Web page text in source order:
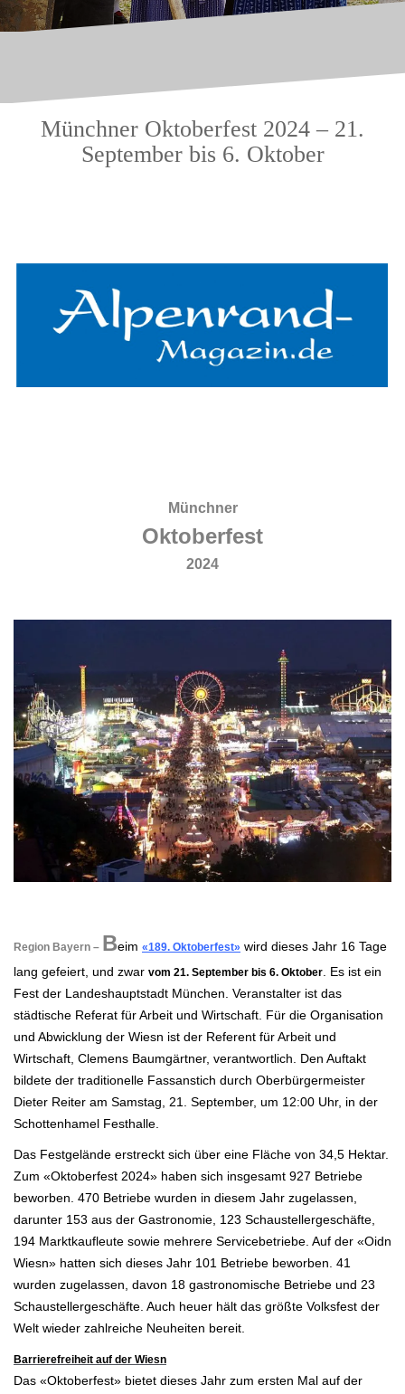
Münchner Oktoberfest 2024 – 21.
September bis 6. Oktober
Münchner
Oktoberfest
2024
Region Bayern – Beim «189. Oktoberfest» wird dieses Jahr 16 Tage
lang gefeiert, und zwar vom 21. September bis 6. Oktober. Es ist ein
Fest der Landeshauptstadt München. Veranstalter ist das
städtische Referat für Arbeit und Wirtschaft. Für die Organisation
und Abwicklung der Wiesn ist der Referent für Arbeit und
Wirtschaft, Clemens Baumgärtner, verantwortlich. Den Auftakt
bildete der traditionelle Fassanstich durch Oberbürgermeister
Dieter Reiter am Samstag, 21. September, um 12:00 Uhr, in der
Schottenhamel Festhalle.
Das Festgelände erstreckt sich über eine Fläche von 34,5 Hektar.
Zum «Oktoberfest 2024» haben sich insgesamt 927 Betriebe
beworben. 470 Betriebe wurden in diesem Jahr zugelassen,
darunter 153 aus der Gastronomie, 123 Schaustellergeschäfte,
194 Marktkaufleute sowie mehrere Servicebetriebe. Auf der «Oidn
Wiesn» hatten sich dieses Jahr 101 Betriebe beworben. 41
wurden zugelassen, davon 18 gastronomische Betriebe und 23
Schaustellergeschäfte. Auch heuer hält das größte Volksfest der
Welt wieder zahlreiche Neuheiten bereit.
Barrierefreiheit auf der Wiesn
Das «Oktoberfest» bietet dieses Jahr zum ersten Mal auf der